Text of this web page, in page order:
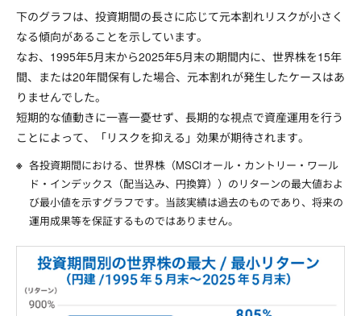
下のグラフは、投資期間の長さに応じて元本割れリスクが小さく
なる傾向があることを示しています。
なお、1995年5月末から2025年5月末の期間内に、世界株を15年
間、または20年間保有した場合、元本割れが発生したケースはあ
りませんでした。
短期的な値動きに一喜一憂せず、長期的な視点で資産運用を行う
ことによって、「リスクを抑える」効果が期待されます。
各投資期間における、世界株（MSCIオール・カントリー・ワール
ド・インデックス（配当込み、円換算））のリターンの最大値およ
び最小値を示すグラフです。当該実績は過去のものであり、将来の
運用成果等を保証するものではありません。